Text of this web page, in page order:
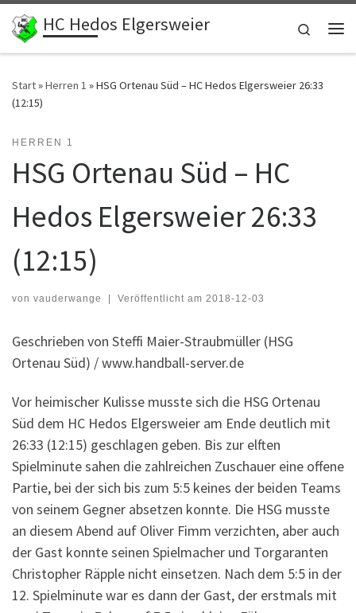
Zum Inhalt springen
HC Hedos Elgersweier
Search
Start»Herren 1 »HSG Ortenau Süd – HC Hedos Elgersweier 26:33
(12:15)
HERREN 1
HSG Ortenau Süd – HC
Hedos Elgersweier 26:33
(12:15)
von vauderwange | Veröffentlicht am 2018-12-03
Geschrieben von Steffi Maier-Straubmüller (HSG
Ortenau Süd) / www.handball-server.de
Vor heimischer Kulisse musste sich die HSG Ortenau
Süd dem HC Hedos Elgersweier am Ende deutlich mit
26:33 (12:15) geschlagen geben. Bis zur elften
Spielminute sahen die zahlreichen Zuschauer eine offene
Partie, bei der sich bis zum 5:5 keines der beiden Teams
von seinem Gegner absetzen konnte. Die HSG musste
an diesem Abend auf Oliver Fimm verzichten, aber auch
der Gast konnte seinen Spielmacher und Torgaranten
Christopher Räpple nicht einsetzen. Nach dem 5:5 in der
12. Spielminute war es dann der Gast, der erstmals mit